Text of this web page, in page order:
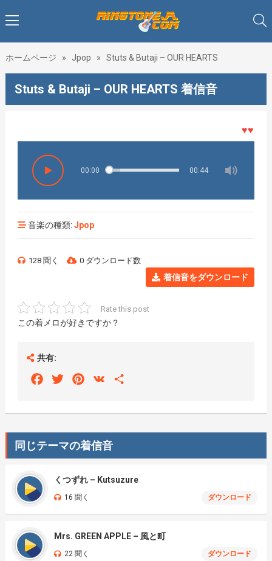
ホームページ » Jpop » Stuts & Butaji – OUR HEARTS
Stuts & Butaji – OUR HEARTS 着信音
♥♥♥着メ
00:00 00:44
音楽の種類: Jpop
128 聞く 0 ダウンロード数
着信音をダウンロード
Rate this post
この着メロが好きですか？
共有:
FacebookTwitterPinterest
VK
同じテーマの着信音
くつずれ – Kutsuzure
16 聞く ダウンロード
Mrs. GREEN APPLE – 風と町
22 聞く ダウンロード